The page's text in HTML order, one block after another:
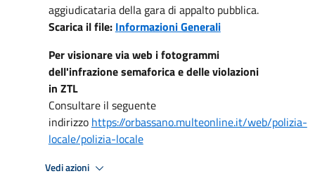
aggiudicataria della gara di appalto pubblica.
Scarica il file: Informazioni Generali
Per visionare via web i fotogrammi
dell'infrazione semaforica e delle violazioni
in ZTL
Consultare il seguente
indirizzo https://orbassano.multeonline.it/web/polizia-
locale/polizia-locale
Vedi azioni